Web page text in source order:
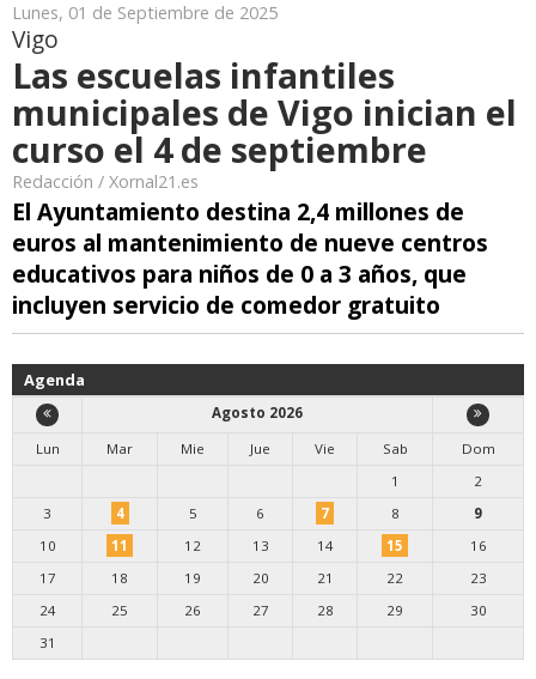
Lunes, 01 de Septiembre de 2025
Vigo
Las escuelas infantiles
municipales de Vigo inician el
curso el 4 de septiembre
Redacción / Xornal21.es
El Ayuntamiento destina 2,4 millones de
euros al mantenimiento de nueve centros
educativos para niños de 0 a 3 años, que
incluyen servicio de comedor gratuito
Agenda
Agosto 2026
Lun
Mar Mie Jue Vie Sab
Dom
1
2
3
4 5 6 7 8
9
10
11 12 13 14 15
16
17
18 19 20 21 22
23
24
25 26 27 28 29
30
31